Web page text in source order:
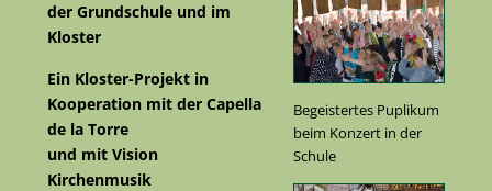
Begeistertes Puplikum
beim Konzert in der
Schule
der Grundschule und im
Kloster
Ein Kloster-Projekt in
Kooperation mit der Capella
de la Torre
und mit Vision
Kirchenmusik